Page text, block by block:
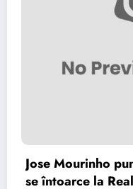
Jose Mourinho
se întoarce la